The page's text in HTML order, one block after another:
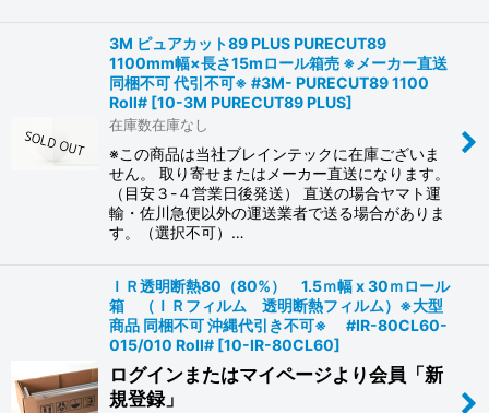
3M ピュアカット89 PLUS PURECUT89
1100mm幅×長さ15mロール箱売 ※メーカー直送
同梱不可 代引不可※ #3M- PURECUT89 1100
Roll# [10-3M PURECUT89 PLUS]
在庫数在庫なし
※この商品は当社ブレインテックに在庫ございま
せん。 取り寄せまたはメーカー直送になります。
（目安３-４営業日後発送） 直送の場合ヤマト運
輸・佐川急便以外の運送業者で送る場合がありま
す。（選択不可）…
ＩＲ透明断熱80（80%） 1.5ｍ幅 x 30ｍロール
箱 （ＩＲフィルム 透明断熱フィルム）※大型
商品 同梱不可 沖縄代引き不可※ #IR-80CL60-
015/010 Roll# [10-IR-80CL60]
ログインまたはマイページより会員「新
規登録」